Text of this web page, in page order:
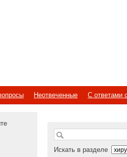
Неотвеченные
С ответами
Искать в разделе